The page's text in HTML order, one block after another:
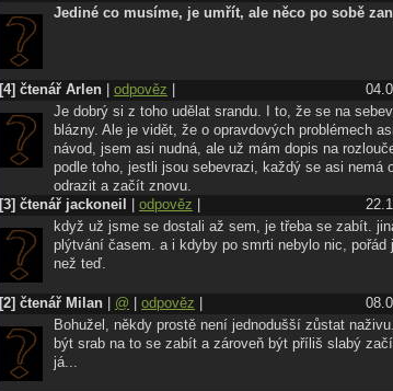
Jediné co musíme, je umřít, ale něco po sobě
[4] čtenář Arlen odpověz
Je dobrý si z toho udělat srandu. I to, že se na
blázny. Ale je vidět, že o opravdových problémech
návod, jsem asi nudná, ale už mám dopis na
podle toho, jestli jsou sebevrazi, každý se asi nemá
odrazit a začít znovu.
[3] čtenář jackoneil
odpověz
když už jsme se dostali až sem, je třeba se zabít.
plýtvání časem. a i kdyby po smrti nebylo nic, pořád
než teď.
[2] čtenář Milan @ odpověz
Bohužel, někdy prostě není jednodušší zůstat
být srab na to se zabít a zároveň být příliš slabý
já...